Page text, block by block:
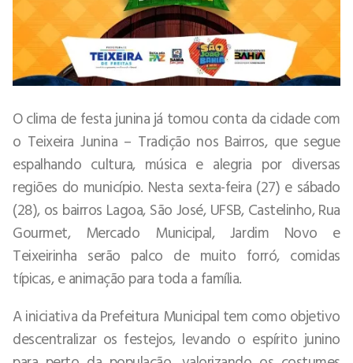
O clima de festa junina já tomou conta da cidade com
o Teixeira Junina – Tradição nos Bairros, que segue
espalhando cultura, música e alegria por diversas
regiões do município. Nesta sexta-feira (27) e sábado
(28), os bairros Lagoa, São José, UFSB, Castelinho, Rua
Gourmet, Mercado Municipal, Jardim Novo e
Teixeirinha serão palco de muito forró, comidas
típicas, e animação para toda a família.
A iniciativa da Prefeitura Municipal tem como objetivo
descentralizar os festejos, levando o espírito junino